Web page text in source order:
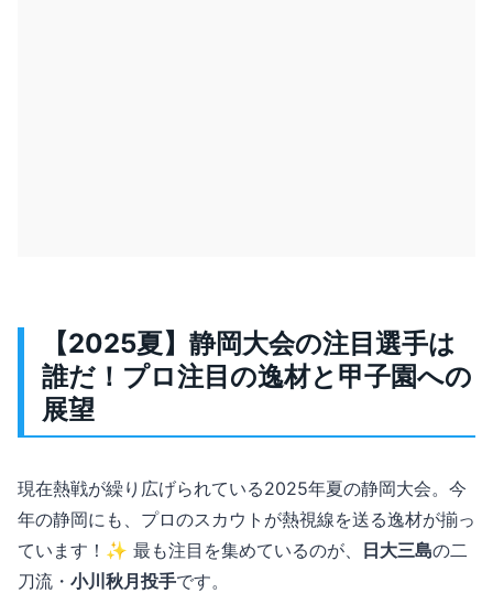
【2025夏】静岡大会の注目選手は
誰だ！プロ注目の逸材と甲子園への
展望
現在熱戦が繰り広げられている2025年夏の静岡大会。今
年の静岡にも、プロのスカウトが熱視線を送る逸材が揃っ
ています！✨ 最も注目を集めているのが、 日大三島の二
刀流・ 小川秋月投手です。